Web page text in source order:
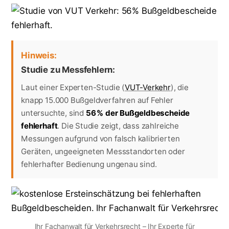
Hinweis:
Studie zu Messfehlern:
Laut einer Experten-Studie (VUT-Verkehr), die
knapp 15.000 Bußgeldverfahren auf Fehler
untersuchte, sind 56 % der Bußgeldbescheide
fehlerhaft. Die Studie zeigt, dass zahlreiche
Messungen aufgrund von falsch kalibrierten
Geräten, ungeeigneten Messstandorten oder
fehlerhafter Bedienung ungenau sind.
Ihr Fachanwalt für Verkehrsrecht – Ihr Experte für